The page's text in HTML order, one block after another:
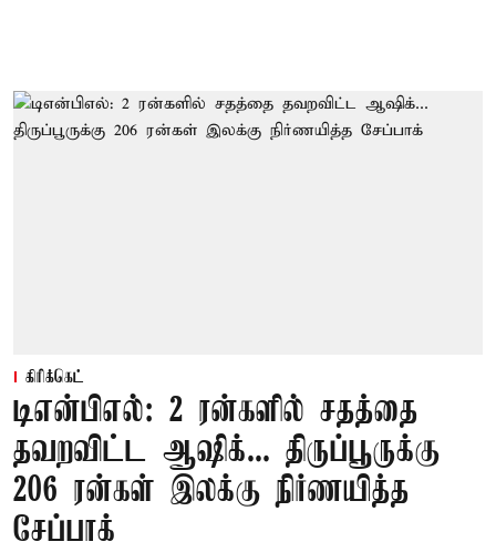
கிரிக்கெட்
டிஎன்பிஎல்: 2 ரன்களில் சதத்தை
தவறவிட்ட ஆஷிக்... திருப்பூருக்கு
206 ரன்கள் இலக்கு நிர்ணயித்த
சேப்பாக்